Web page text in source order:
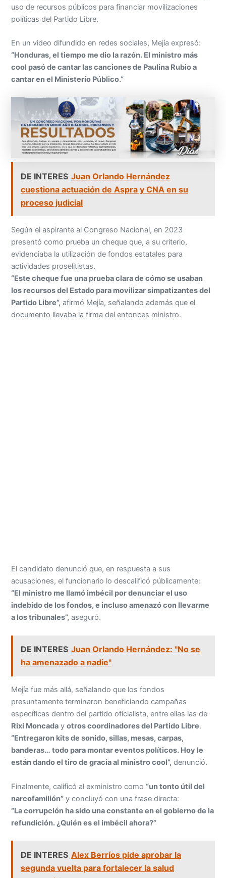
uso de recursos públicos para financiar movilizaciones
políticas del Partido Libre.
En un video difundido en redes sociales, Mejía expresó:
“Honduras, el tiempo me dio la razón. El ministro más
cool pasó de cantar las canciones de Paulina Rubio a
cantar en el Ministerio Público.”
DE INTERES Juan Orlando Hernández
cuestiona actuación de Aspra y CNA en su
proceso judicial
Según el aspirante al Congreso Nacional, en 2023
presentó como prueba un cheque que, a su criterio,
evidenciaba la utilización de fondos estatales para
actividades proselitistas.
“Este cheque fue una prueba clara de cómo se usaban
los recursos del Estado para movilizar simpatizantes del
Partido Libre”, afirmó Mejía, señalando además que el
documento llevaba la firma del entonces ministro.
El candidato denunció que, en respuesta a sus
acusaciones, el funcionario lo descalificó públicamente:
“El ministro me llamó imbécil por denunciar el uso
indebido de los fondos, e incluso amenazó con llevarme
a los tribunales”, aseguró.
DE INTERES Juan Orlando Hernández: "No se
ha amenazado a nadie"
Mejía fue más allá, señalando que los fondos
presuntamente terminaron beneficiando campañas
específicas dentro del partido oficialista, entre ellas las de
Rixi Moncada yotros coordinadores del Partido Libre.
“Entregaron kits de sonido, sillas, mesas, carpas,
banderas… todo para montar eventos políticos. Hoy le
están dando el tiro de gracia al ministro cool”, denunció.
Finalmente, calificó al exministro como “un tonto útil del
narcofamilión” y concluyó con una frase directa:
“La corrupción ha sido una constante en el gobierno de la
refundición. ¿Quién es el imbécil ahora?”
DE INTERES Alex Berríos pide aprobar la
segunda vuelta para fortalecer la salud